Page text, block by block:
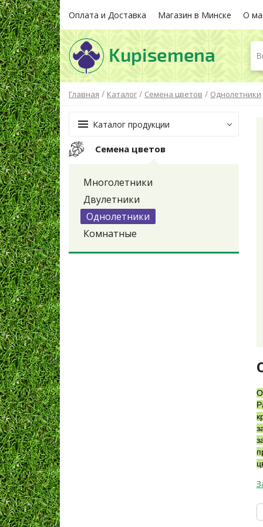
Оплата и Доставка Магазин в Минске О
Главная / Каталог / Семена цветов / Однолетники
Каталог продукции
Семена цветов
Многолетники
Двулетники
Однолетники
Комнатные